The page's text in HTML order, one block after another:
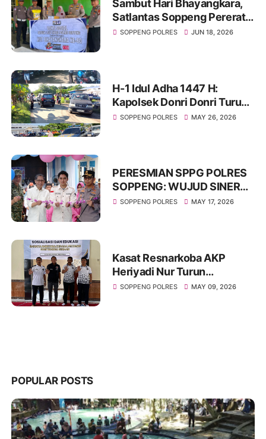
Sambut Hari Bhayangkara,
Satlantas Soppeng Pererat
Silaturahmi Lewat Berbagi
SOPPENG POLRES JUN 18, 2026
H-1 Idul Adha 1447 H:
Kapolsek Donri Donri Turun
Langsung Amankan Pasar
SOPPENG POLRES MAY 26, 2026
PERESMIAN SPPG POLRES
SOPPENG: WUJUD SINERGI
KUAT DUKUNG KETAHANAN
SOPPENG POLRES MAY 17, 2026
Kasat Resnarkoba AKP
Heriyadi Nur Turun
Langsung Edukasi Bahaya
SOPPENG POLRES MAY 09, 2026
POPULAR POSTS